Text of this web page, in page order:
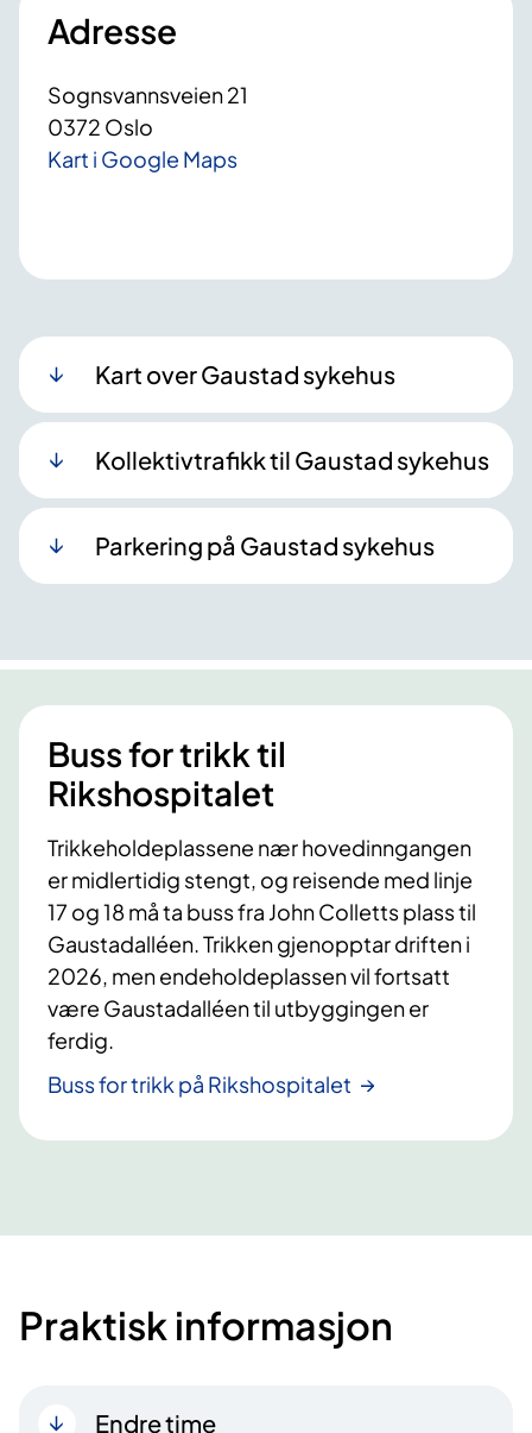
Adresse
Sognsvannsveien 21
0372 Oslo
Kart i Google Maps
Kart over Gaustad sykehus
Kollektivtrafikk til Gaustad sykehus
Parkering på Gaustad sykehus
Buss for trikk til
Rikshospitalet
Trikkeholdeplassene nær hovedinngangen
er midlertidig stengt, og reisende med linje
17 og 18 må ta buss fra John Colletts plass til
Gaustadalléen. Trikken gjenopptar driften i
2026, men endeholdeplassen vil fortsatt
være Gaustadalléen til utbyggingen er
ferdig.
Buss for trikk på Rikshospitalet
Praktisk informasjon
Endre time